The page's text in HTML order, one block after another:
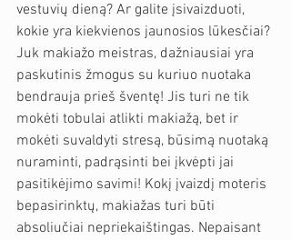
vestuvių dieną? Ar galite įsivaizduoti,
kokie yra kiekvienos jaunosios lūkesčiai?
Juk makiažo meistras, dažniausiai yra
paskutinis žmogus su kuriuo nuotaka
bendrauja prieš šventę! Jis turi ne tik
mokėti tobulai atlikti makiažą, bet ir
mokėti suvaldyti stresą, būsimą nuotaką
nuraminti, padrąsinti bei įkvėpti jai
pasitikėjimo savimi! Kokį įvaizdį moteris
bepasirinktų, makiažas turi būti
absoliučiai nepriekaištingas. Nepaisant